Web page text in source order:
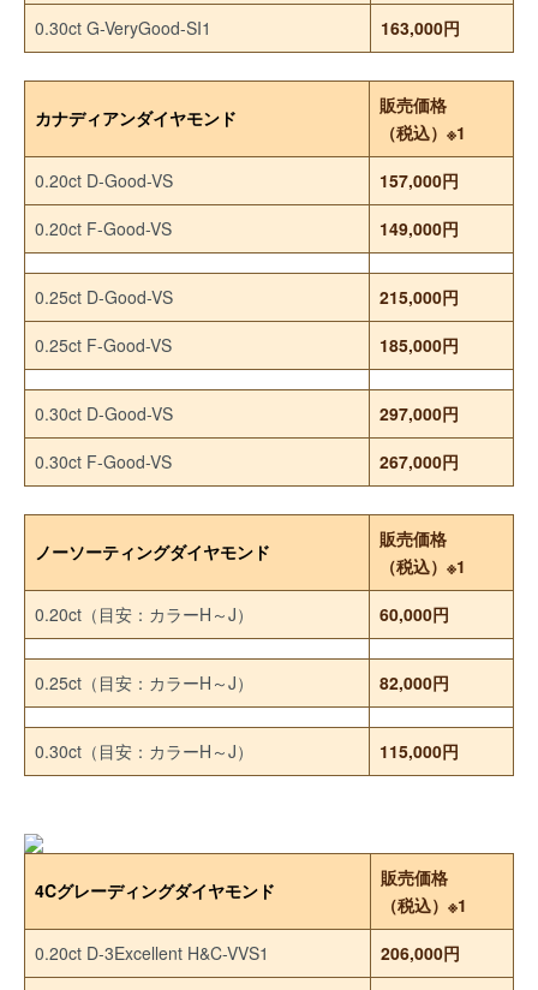
0.30ct G-VeryGood-SI1
163,000円
カナディアンダイヤモンド
販売価格
（税込）※1
0.20ct D-Good-VS
157,000円
0.20ct F-Good-VS
149,000円
0.25ct D-Good-VS
215,000円
0.25ct F-Good-VS
185,000円
0.30ct D-Good-VS
297,000円
0.30ct F-Good-VS
267,000円
ノーソーティングダイヤモンド
販売価格
（税込）※1
0.20ct（目安：カラーH～J）
60,000円
0.25ct（目安：カラーH～J） 82,000円
0.30ct（目安：カラーH～J） 115,000円
4Cグレーディングダイヤモンド
販売価格
（税込）※1
0.20ct D-3Excellent H&C-VVS1
206,000円